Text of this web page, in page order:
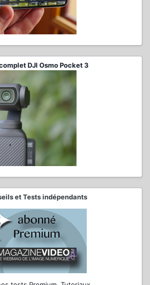
DJI Osmo Pocket 3
et Tests indépendants